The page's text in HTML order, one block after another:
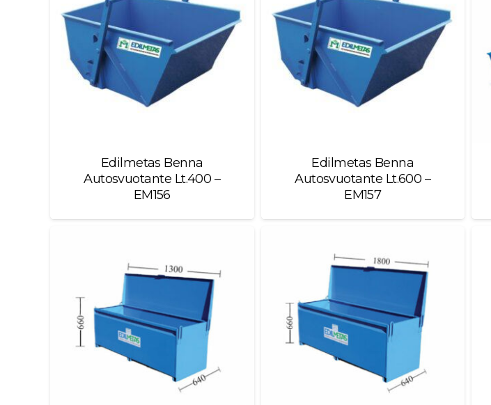
Edilmetas Benna
Autosvuotante Lt.400 –
EM156
Edilmetas Benna
Autosvuotante Lt.600 –
EM157